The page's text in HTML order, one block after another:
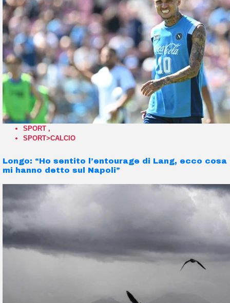
SPORT ,
SPORT>CALCIO
Longo: “Ho sentito l’entourage di Lang, ecco cosa
mi hanno detto sul Napoli”